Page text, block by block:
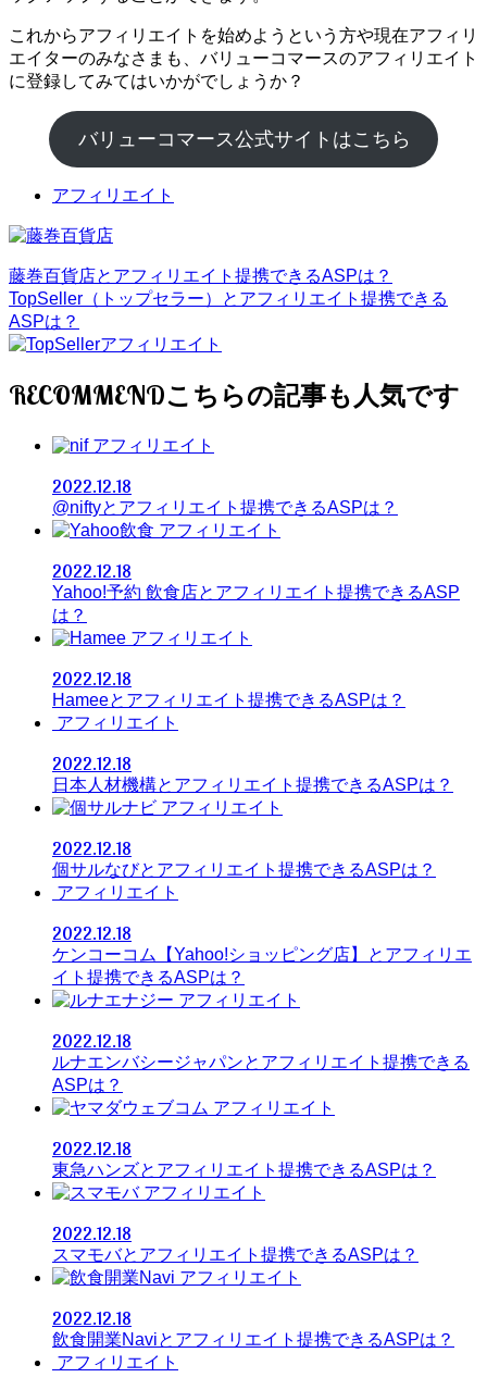
これからアフィリエイトを始めようという方や現在アフィリ
エイターのみなさまも、バリューコマースのアフィリエイト
に登録してみてはいかがでしょうか？
バリューコマース公式サイトはこちら
アフィリエイト
藤巻百貨店とアフィリエイト提携できるASPは？
TopSeller（トップセラー）とアフィリエイト提携できる
ASPは？
RECOMMEND
アフィリエイト
2022.12.18
@niftyとアフィリエイト提携できるASPは？
アフィリエイト
2022.12.18
Yahoo!予約 飲食店とアフィリエイト提携できるASP
は？
アフィリエイト
2022.12.18
Hameeとアフィリエイト提携できるASPは？
アフィリエイト
2022.12.18
日本人材機構とアフィリエイト提携できるASPは？
アフィリエイト
2022.12.18
個サルなびとアフィリエイト提携できるASPは？
アフィリエイト
2022.12.18
ケンコーコム【Yahoo!ショッピング店】とアフィリエ
イト提携できるASPは？
アフィリエイト
2022.12.18
ルナエンバシージャパンとアフィリエイト提携できる
ASPは？
アフィリエイト
2022.12.18
東急ハンズとアフィリエイト提携できるASPは？
アフィリエイト
2022.12.18
スマモバとアフィリエイト提携できるASPは？
アフィリエイト
2022.12.18
飲食開業Naviとアフィリエイト提携できるASPは？
アフィリエイト